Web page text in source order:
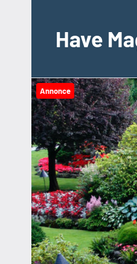
indholdHave
Annonce